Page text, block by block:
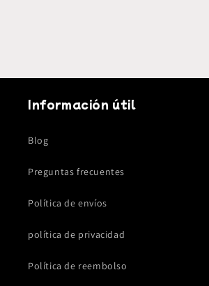
Información útil
Blog
Preguntas frecuentes
Política de envíos
política de privacidad
Política de reembolso